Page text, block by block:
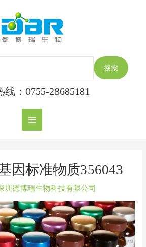
主
菜
单
搜索
线：0755-28685181
因标准物质356043
圳德博瑞生物科技有限公司